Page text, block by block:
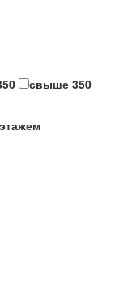
свыше 350